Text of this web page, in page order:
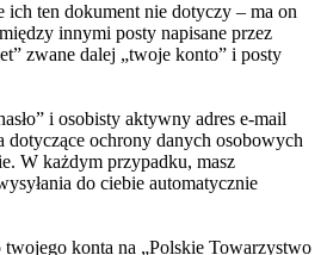
ten dokument nie dotyczy – ma on
innymi posty napisane przez
zwane dalej „twoje konto” i posty
i osobisty aktywny adres e-mail
ochrony danych osobowych
W każdym przypadku, masz
do ciebie automatycznie
twojego konta na „Polskie Towarzystwo